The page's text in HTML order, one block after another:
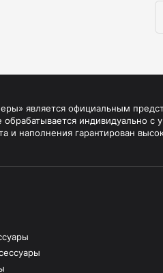
является официальным
индивидуально
и наполнения гарантирован